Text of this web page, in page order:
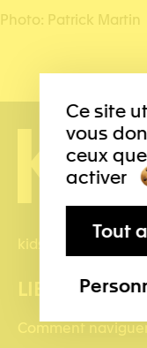
Photo: Patrick Martin
LIENS UTILES
Comment
Ce site
vous
ceux
activer
Tout